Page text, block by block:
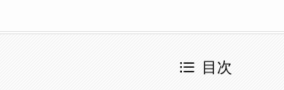
目次